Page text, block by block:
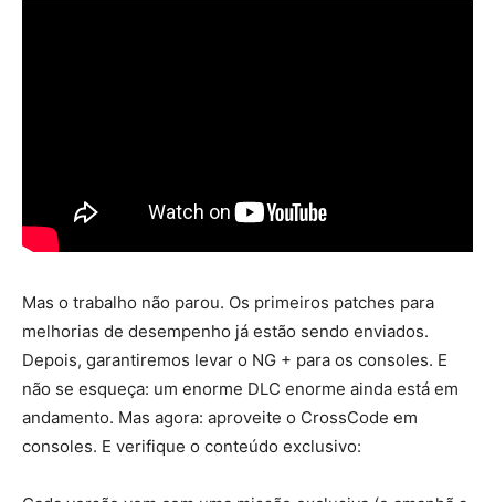
Mas o trabalho não parou. Os primeiros patches para
melhorias de desempenho já estão sendo enviados.
Depois, garantiremos levar o NG + para os consoles. E
não se esqueça: um enorme DLC enorme ainda está em
andamento. Mas agora: aproveite o CrossCode em
consoles. E verifique o conteúdo exclusivo: